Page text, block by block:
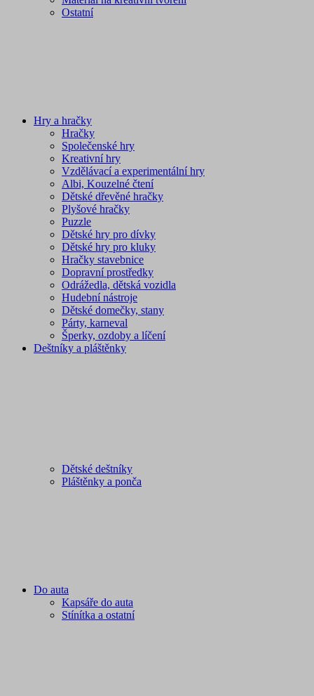
Ostatní
Hry a hračky
Hračky
Společenské hry
Kreativní hry
Vzdělávací a experimentální hry
Albi, Kouzelné čtení
Dětské dřevěné hračky
Plyšové hračky
Puzzle
Dětské hry pro dívky
Dětské hry pro kluky
Hračky stavebnice
Dopravní prostředky
Odrážedla, dětská vozidla
Hudební nástroje
Dětské domečky, stany
Párty, karneval
Šperky, ozdoby a líčení
Deštníky a pláštěnky
Dětské deštníky
Pláštěnky a ponča
Do auta
Kapsáře do auta
Stínítka a ostatní